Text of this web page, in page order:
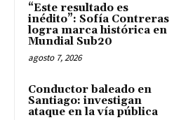
“Este resultado es
inédito”: Sofía Contreras
logra marca histórica en
Mundial Sub20
agosto 7, 2026
Conductor baleado en
Santiago: investigan
ataque en la vía pública